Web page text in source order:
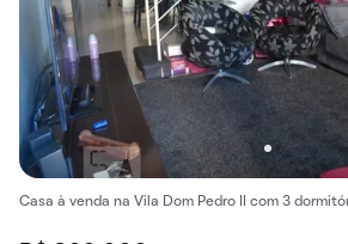
Casa à venda na Vila Dom Pedro II com 3